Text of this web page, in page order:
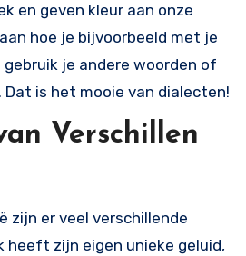
en geven kleur aan onze
hoe je bijvoorbeeld met je
je andere woorden of
Dat is het mooie van dialecten!
Verschillen
zijn er veel verschillende
heeft zijn eigen unieke geluid,